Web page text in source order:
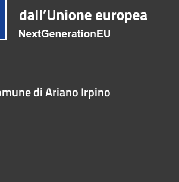
di Ariano Irpino